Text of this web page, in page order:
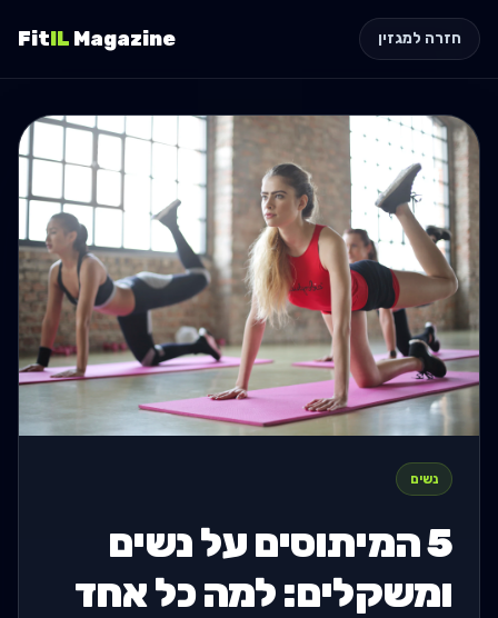
חזרה למגזין FitIL Magazine
נשים
5 המיתוסים על נשים
ומשקלים: למה כל אחד